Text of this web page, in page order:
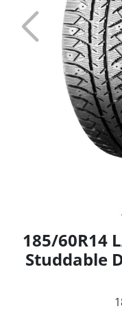
185/60R14
Studdable